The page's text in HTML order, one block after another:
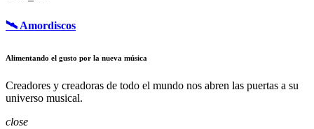
🛰️ Amordiscos
Alimentando el gusto por la nueva música
Creadores y creadoras de todo el mundo nos abren las puertas a su
universo musical.
close